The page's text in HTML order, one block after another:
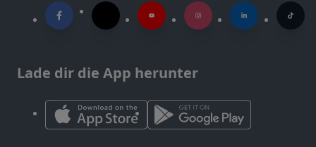
Lade dir die App herunter